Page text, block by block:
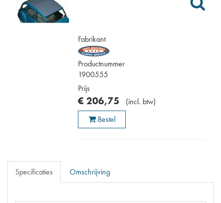
Fabrikant
Productnummer
1900555
Prijs
€ 206,75 (incl. btw)
Bestel
Specificaties Omschrijving